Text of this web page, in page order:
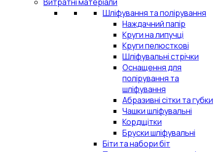
Шліфування та полірування
Наждачний папір
Круги на липучці
Круги пелюсткові
Шліфувальні стрічки
Оснащення для
полірування та
шліфування
Абразивні сітки та губки
Чашки шліфувальні
Кордщітки
Бруски шліфувальні
Біти та набори біт